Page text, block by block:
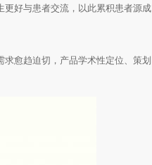
好与患者交流，以此累积患者源成
愈趋迫切，产品学术性定位、策划